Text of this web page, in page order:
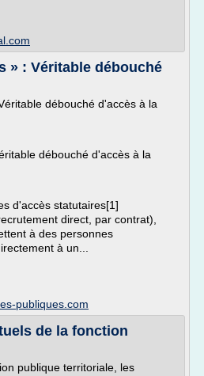
» : Véritable débouché
débouché d'accès à la
débouché d'accès à la
d'accès statutaires[1]
direct, par contrat),
à des personnes
à un...
publiques.com
de la fonction
publique territoriale, les